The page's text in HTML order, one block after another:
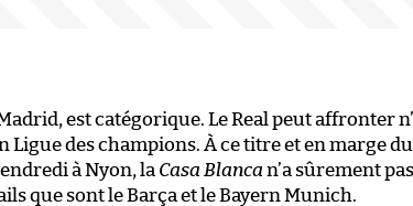
est catégorique. Le Real peut affronter
Ligue des champions. À ce titre et en marge
à Nyon, la Casa Blanca n’a sûrement
que sont le Barça et le Bayern Munich.